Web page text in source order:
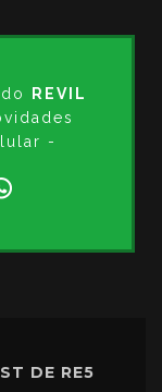
REVIL
-
DE RE5